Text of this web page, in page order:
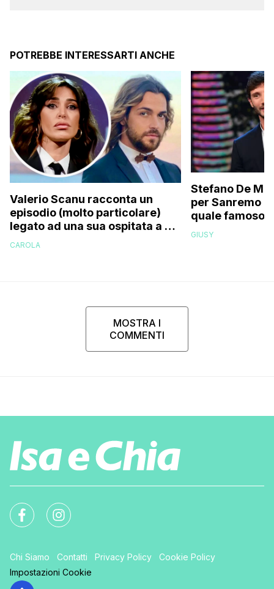
POTREBBE INTERESSARTI ANCHE
Valerio Scanu racconta un
episodio (molto particolare)
legato ad una sua ospitata a Le
Iene mai andata in onda: “Belen
CAROLA
Stefano De
per Sanremo
quale famoso
relativo
GIUSY
MOSTRA I
COMMENTI
Chi Siamo Contatti Privacy Policy
Cookie Policy
Impostazioni Cookie